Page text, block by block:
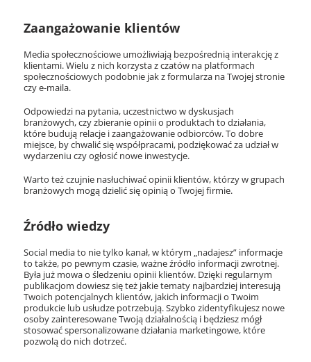
Zaangażowanie klientów
Media społecznościowe umożliwiają bezpośrednią interakcję z
klientami. Wielu z nich korzysta z czatów na platformach
społecznościowych podobnie jak z formularza na Twojej stronie
czy e-maila.
Odpowiedzi na pytania, uczestnictwo w dyskusjach
branżowych, czy zbieranie opinii o produktach to działania,
które budują relacje i zaangażowanie odbiorców. To dobre
miejsce, by chwalić się współpracami, podziękować za udział w
wydarzeniu czy ogłosić nowe inwestycje.
Warto też czujnie nasłuchiwać opinii klientów, którzy w grupach
branżowych mogą dzielić się opinią o Twojej firmie.
Źródło wiedzy
Social media to nie tylko kanał, w którym „nadajesz” informacje
to także, po pewnym czasie, ważne źródło informacji zwrotnej.
Była już mowa o śledzeniu opinii klientów. Dzięki regularnym
publikacjom dowiesz się też jakie tematy najbardziej interesują
Twoich potencjalnych klientów, jakich informacji o Twoim
produkcie lub usłudze potrzebują. Szybko zidentyfikujesz nowe
osoby zainteresowane Twoją działalnością i będziesz mógł
stosować spersonalizowane działania marketingowe, które
pozwolą do nich dotrzeć.